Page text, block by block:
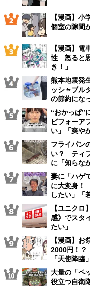
【漫画】
個室の隙間
【漫画】電
性 怒ると
き！」
熊本地震発
ッシャブル
の節約にな
“おかっぱ”
ビフォーア
い」「爽や
フライパン
い？ ティ
に「知らな
妻に「ハゲ
に大変身！
したい」「
【ユニク
感》でスタ
たい」
【漫画】お
2000円！？
「天使降臨」
大量の「ペ
役立つ自衛